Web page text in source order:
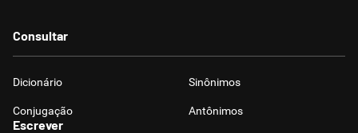
Consultar
Dicionário Sinônimos
Conjugação Antônimos
Escrever